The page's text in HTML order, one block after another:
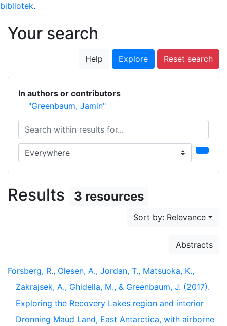
bibliotek.
Your search
Help Explore Reset search
In authors or contributors
"Greenbaum, Jamin"
Search within results for...
Search in...
Results 3 resources
Sort by: Relevance
Abstracts
Forsberg, R., Olesen, A., Jordan, T., Matsuoka, K.,
Zakrajsek, A., Ghidella, M., & Greenbaum, J. (2017).
Exploring the Recovery Lakes region and interior
Dronning Maud Land, East Antarctica, with airborne